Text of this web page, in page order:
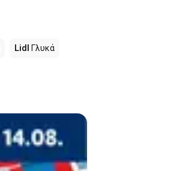
Lidl Γλυκά